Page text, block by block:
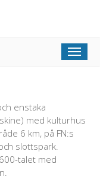
Toggle
enstaka
med kulturhus
6 km, på FN:s
slottspark.
talet med